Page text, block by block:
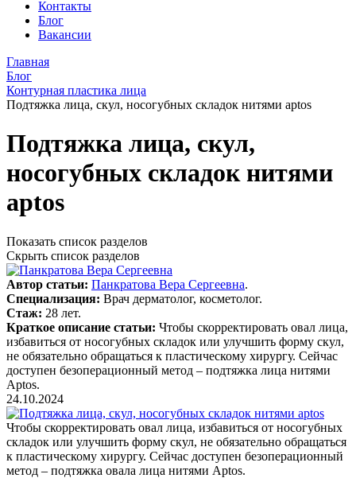
Контакты
Блог
Вакансии
Главная
Блог
Контурная пластика лица
Подтяжка лица, скул, носогубных складок нитями aptos
Подтяжка лица, скул,
носогубных складок нитями
aptos
Показать список разделов
Скрыть список разделов
Автор статьи: Панкратова Вера Сергеевна.
Специализация: Врач дерматолог, косметолог.
Стаж: 28 лет.
Краткое описание статьи: Чтобы скорректировать овал лица,
избавиться от носогубных складок или улучшить форму скул,
не обязательно обращаться к пластическому хирургу. Сейчас
доступен безоперационный метод – подтяжка лица нитями
Aptos.
24.10.2024
Чтобы скорректировать овал лица, избавиться от носогубных
складок или улучшить форму скул, не обязательно обращаться
к пластическому хирургу. Сейчас доступен безоперационный
метод – подтяжка овала лица нитями Aptos.